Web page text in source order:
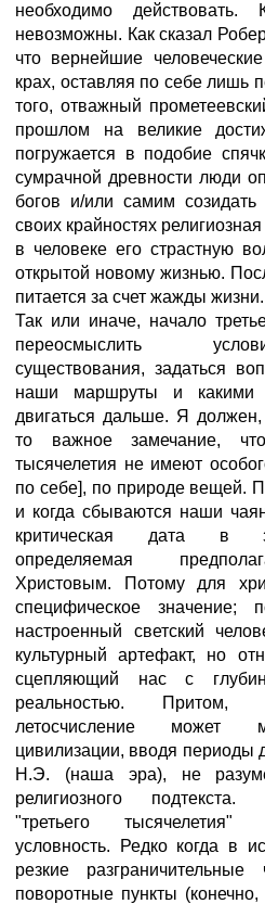
необходимо действовать.
невозможны. Как сказал
что вернейшие
крах, оставляя по себе лишь
того, отважный
прошлом на великие
погружается в подобие
сумрачной древности люди
богов и/или самим
своих крайностях
в человеке его страстную
открытой новому жизнью.
питается за счет жажды жизни.
Так или иначе, начало
переосмыслить
существования, задаться
наши маршруты и
двигаться дальше. Я
то важное замечание,
тысячелетия не имеют
по себе], по природе вещей.
и когда сбываются наши
критическая дата в
определяемая
Христовым. Потому для
специфическое значение;
настроенный светский
культурный артефакт, но
сцепляющий нас с
реальностью. Притом,
летосчисление может
цивилизации, вводя
Н.Э. (наша эра), не
религиозного
"третьего тысячелетия"
условность. Редко когда в
резкие
поворотные пункты